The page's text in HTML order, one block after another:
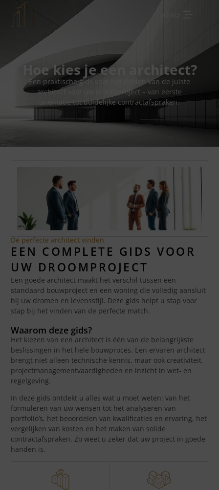
Hoe kies je een architect?
Een praktische gids voor het vinden van de juiste
architect voor uw droomproject – van eerste
oriëntatie tot duidelijke contractafspraken.
De perfecte architect vinden
EEN COMPLETE GIDS VOOR
UW DROOMPROJECT
Een goede architect maakt het verschil tussen een
standaard bouwproject en een woning die volledig aansluit
bij uw dromen en levensstijl. Deze gids helpt u stap voor
stap bij het vinden van de perfecte match.
Waarom deze gids?
Het kiezen van een architect is één van de belangrijkste
beslissingen in het hele bouwproces. Een ervaren architect
brengt niet alleen technische kennis, maar ook creativiteit,
projectmanagementvaardigheden en inzicht in wet- en
regelgeving.
In deze gids ontdekt u alles wat u moet weten: van het
formuleren van uw wensen tot het analyseren van
portfolio’s, het beoordelen van kwalificaties en ervaring, het
vergelijken van kosten en het maken van solide
contractafspraken. Zo weet u zeker dat uw project in goede
handen is.